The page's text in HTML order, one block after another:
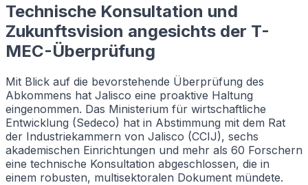
Technische Konsultation und
Zukunftsvision angesichts der T-
MEC-Überprüfung
Mit Blick auf die bevorstehende Überprüfung des
Abkommens hat Jalisco eine proaktive Haltung
eingenommen. Das Ministerium für wirtschaftliche
Entwicklung (Sedeco) hat in Abstimmung mit dem Rat
der Industriekammern von Jalisco (CCIJ), sechs
akademischen Einrichtungen und mehr als 60 Forschern
eine technische Konsultation abgeschlossen, die in
einem robusten, multisektoralen Dokument mündete.